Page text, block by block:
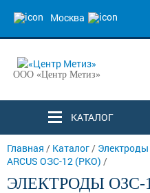
Москва
ООО «Центр Метиз»
КАТАЛОГ
Главная / Каталог/ Электроды
ARCUS ОЗС-12 (РКО) /
ЭЛЕКТРОДЫ ОЗС-